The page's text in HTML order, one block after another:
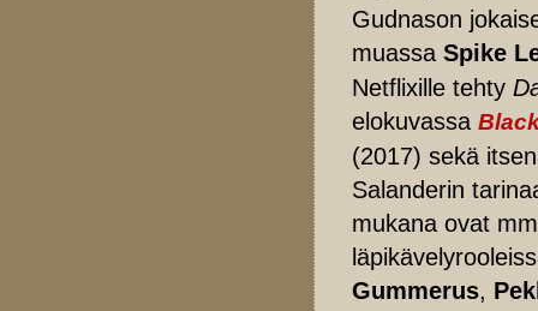
Gudnason
muassa Spike
Netflixille tehty
elokuvassa
(2017) sekä
Salanderin
mukana ovat
Gummerus,